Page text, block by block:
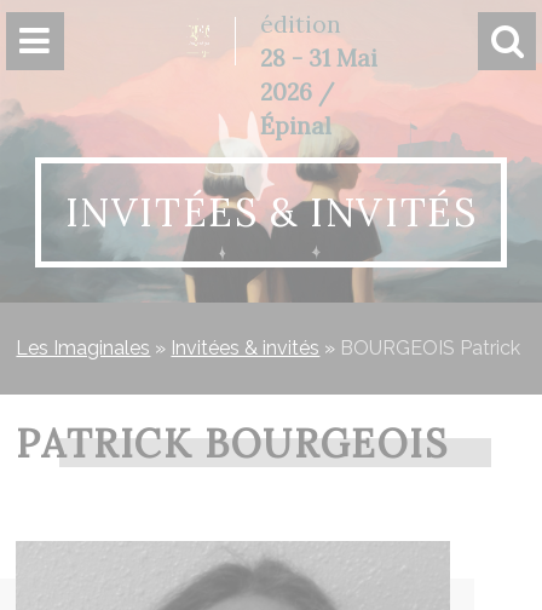
édition
28 - 31 Mai
2026 /
Épinal
INVITÉES & INVITÉS
Les Imaginales » Invitées & invités » BOURGEOIS Patrick
PATRICK BOURGEOIS
Panneau de gestion des cookies